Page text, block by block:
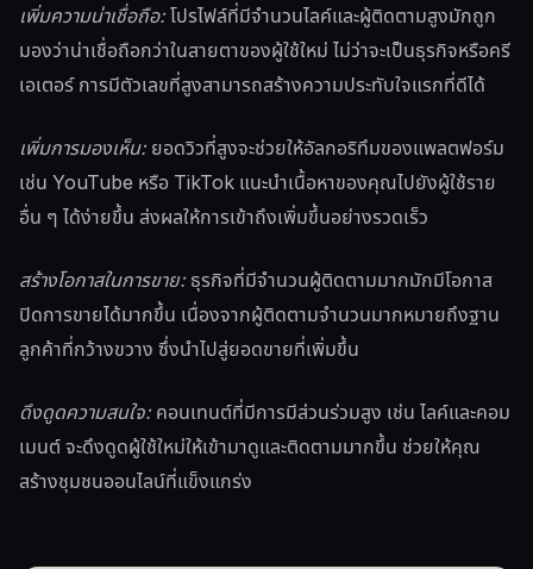
เพิ่มความน่าเชื่อถือ:โปรไฟล์ที่มีจำนวนไลค์และผู้ติดตามสูงมักถูก
มองว่าน่าเชื่อถือกว่าในสายตาของผู้ใช้ใหม่ ไม่ว่าจะเป็นธุรกิจหรือครี
เอเตอร์ การมีตัวเลขที่สูงสามารถสร้างความประทับใจแรกที่ดีได้
เพิ่มการมองเห็น:ยอดวิวที่สูงจะช่วยให้อัลกอริทึมของแพลตฟอร์ม
เช่น YouTube หรือ TikTok แนะนำเนื้อหาของคุณไปยังผู้ใช้ราย
อื่น ๆ ได้ง่ายขึ้น ส่งผลให้การเข้าถึงเพิ่มขึ้นอย่างรวดเร็ว
สร้างโอกาสในการขาย:ธุรกิจที่มีจำนวนผู้ติดตามมากมักมีโอกาส
ปิดการขายได้มากขึ้น เนื่องจากผู้ติดตามจำนวนมากหมายถึงฐาน
ลูกค้าที่กว้างขวาง ซึ่งนำไปสู่ยอดขายที่เพิ่มขึ้น
ดึงดูดความสนใจ:คอนเทนต์ที่มีการมีส่วนร่วมสูง เช่น ไลค์และคอม
เมนต์ จะดึงดูดผู้ใช้ใหม่ให้เข้ามาดูและติดตามมากขึ้น ช่วยให้คุณ
สร้างชุมชนออนไลน์ที่แข็งแกร่ง